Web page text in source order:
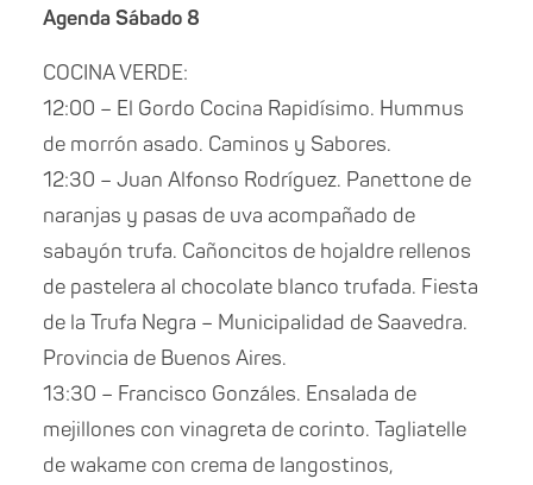
Agenda Sábado 8
COCINA VERDE:
12:00 – El Gordo Cocina Rapidísimo. Hummus
de morrón asado. Caminos y Sabores.
12:30 – Juan Alfonso Rodríguez. Panettone de
naranjas y pasas de uva acompañado de
sabayón trufa. Cañoncitos de hojaldre rellenos
de pastelera al chocolate blanco trufada. Fiesta
de la Trufa Negra – Municipalidad de Saavedra.
Provincia de Buenos Aires.
13:30 – Francisco Gonzáles. Ensalada de
mejillones con vinagreta de corinto. Tagliatelle
de wakame con crema de langostinos,